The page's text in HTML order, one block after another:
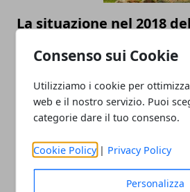
Consenso sui Cookie
Utilizziamo i cookie per
web e il nostro servizio. Puoi
categorie dare il tuo consenso.
Cookie Policy | Privacy Policy
Personalizza
La situazione nel 2018